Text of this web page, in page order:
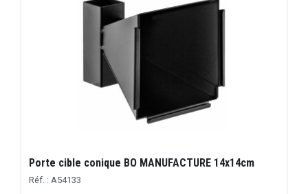
Porte cible conique BO MANUFACTURE 14x14cm
Réf. : A54133